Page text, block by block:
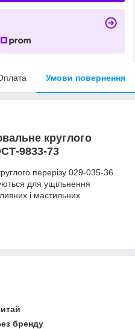
Умови повернення
круглого
9833-73
перерізу 029-035-36
для ущільнення
і мастильних
бренду